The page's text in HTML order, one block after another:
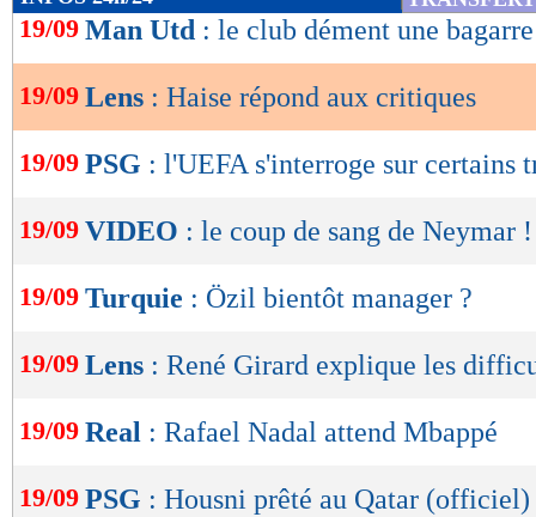
de
OK
19/09 Man Utd : le club dément une bagarre
19/09 Lens : Haise répond aux critiques
19/09 PSG : l'UEFA s'interroge sur certains
19/09 VIDEO : le coup de sang de Neymar !
19/09 Turquie : Özil bientôt manager ?
19/09 Lens : René Girard explique les
19/09 Real : Rafael Nadal attend Mbappé
19/09 PSG : Housni prêté au Qatar (officiel)